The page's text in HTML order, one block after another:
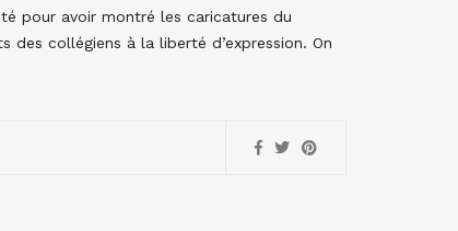
pour avoir montré les caricatures du
des collégiens à la liberté d’expression. On